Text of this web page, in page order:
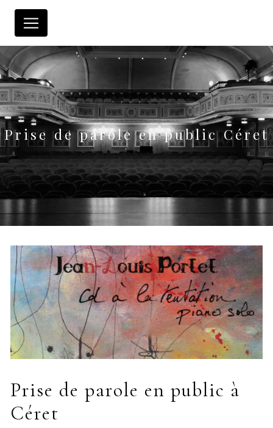
Panneau de gestion des cookies
Prise de parole en public Céret
Prise de parole en public à
Céret